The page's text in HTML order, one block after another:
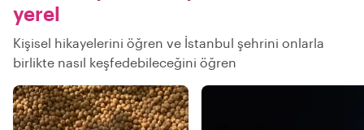
yerel
Kişisel hikayelerini öğren ve İstanbul şehrini onlarla
birlikte nasıl keşfedebileceğini öğren